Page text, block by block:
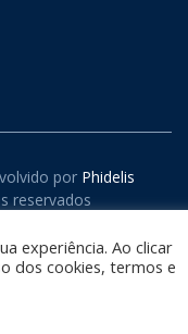
por Phidelis
reservados
experiência. Ao clicar
dos cookies, termos e